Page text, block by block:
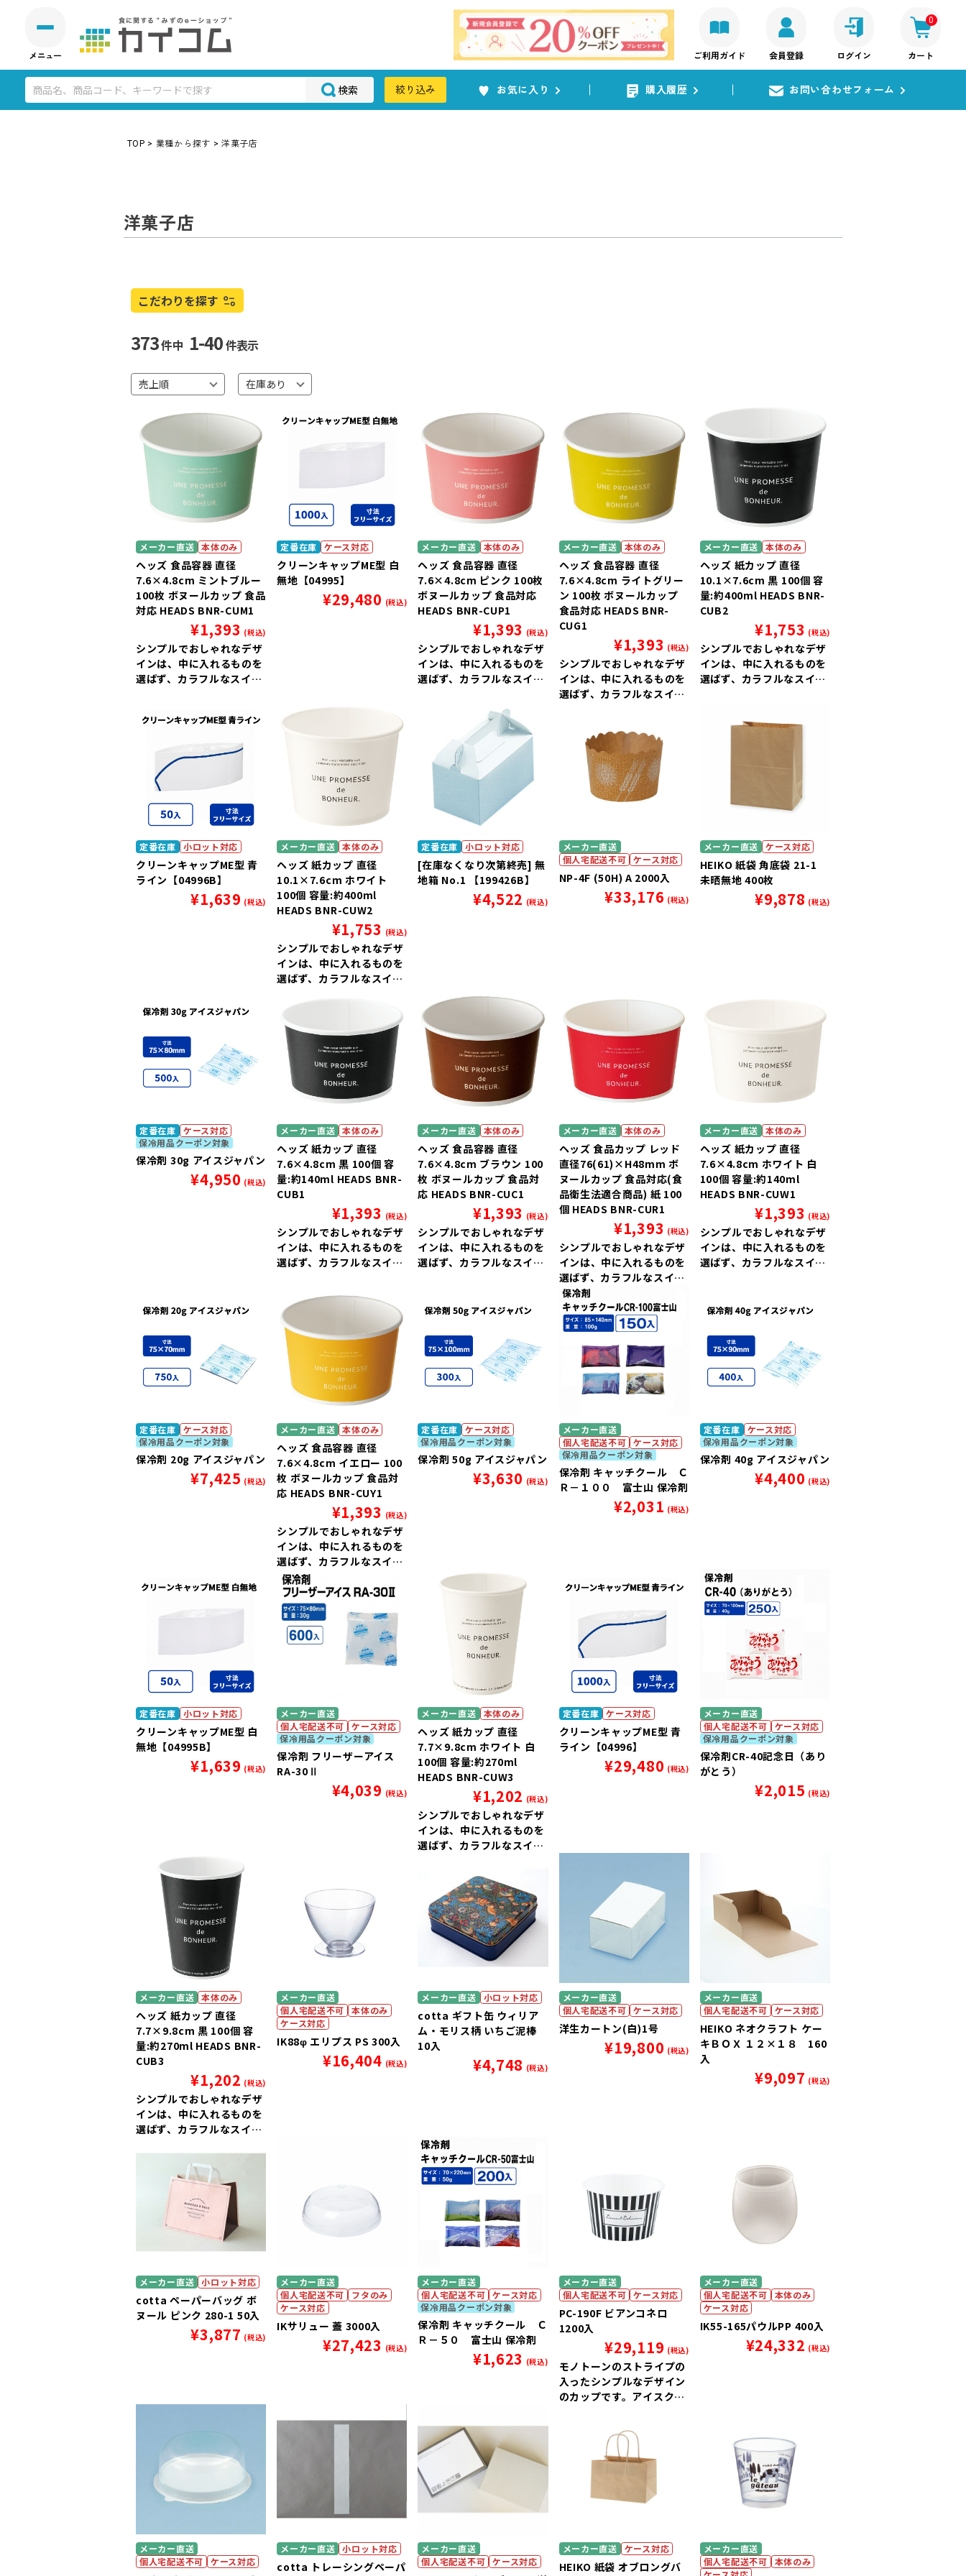
ご利用ガイド 会員登録 ログイン
0
カート
検索 絞り込み お気に入り 購入履歴 お問い合わせフォーム
TOP 業種から探す 洋菓子店
洋菓子店
こだわりを探す
373件中 1-40件表示
メーカー直送 本体のみ
ヘッズ 食品容器 直径
7.6×4.8cm ミントブルー
100枚 ボヌールカップ 食品
対応 HEADS BNR-CUM1
¥1,393 (税込)
シンプルでおしゃれなデザ
インは、中に入れるものを
選ばず、カラフルなスイー
定番在庫 ケース対応
クリーンキャップME型 白
無地【04995】
¥29,480 (税込)
メーカー直送 本体のみ
ヘッズ 食品容器 直径
7.6×4.8cm ピンク 100枚
ボヌールカップ 食品対応
HEADS BNR-CUP1
¥1,393 (税込)
シンプルでおしゃれなデザ
インは、中に入れるものを
選ばず、カラフルなスイー
メーカー直送 本体のみ
ヘッズ 食品容器 直径
7.6×4.8cm ライトグリー
ン 100枚 ボヌールカップ
食品対応 HEADS BNR-
CUG1
¥1,393 (税込)
シンプルでおしゃれなデザ
インは、中に入れるものを
選ばず、カラフルなスイー
メーカー直送 本体のみ
ヘッズ 紙カップ 直径
10.1×7.6cm 黒 100個 容
量:約400ml HEADS BNR-
CUB2
¥1,753 (税込)
シンプルでおしゃれなデザ
インは、中に入れるものを
選ばず、カラフルなスイー
定番在庫 小ロット対応
クリーンキャップME型 青
ライン【04996B】
¥1,639 (税込)
メーカー直送 本体のみ
ヘッズ 紙カップ 直径
10.1×7.6cm ホワイト
100個 容量:約400ml
HEADS BNR-CUW2
¥1,753 (税込)
シンプルでおしゃれなデザ
インは、中に入れるものを
選ばず、カラフルなスイー
す。
定番在庫 小ロット対応
[在庫なくなり次第終売] 無
地箱 No.1 【199426B】
¥4,522 (税込)
メーカー直送
個人宅配送不可
ケース対応
NP-4F (50H) A 2000入
¥33,176 (税込)
メーカー直送 ケース対応
HEIKO 紙袋 角底袋 21-1
未晒無地 400枚
¥9,878 (税込)
定番在庫
ケース対応
保冷用品クーポン対象
保冷剤 30g アイスジャパン
¥4,950 (税込)
メーカー直送 本体のみ
ヘッズ 紙カップ 直径
7.6×4.8cm 黒 100個 容
量:約140ml HEADS BNR-
CUB1
¥1,393 (税込)
シンプルでおしゃれなデザ
インは、中に入れるものを
選ばず、カラフルなスイー
メーカー直送 本体のみ
ヘッズ 食品容器 直径
7.6×4.8cm ブラウン 100
枚 ボヌールカップ 食品対
応 HEADS BNR-CUC1
¥1,393 (税込)
シンプルでおしゃれなデザ
インは、中に入れるものを
選ばず、カラフルなスイー
メーカー直送 本体のみ
ヘッズ 食品カップ レッド
直径76(61)×H48mm ボ
ヌールカップ 食品対応(食
品衛生法適合商品) 紙 100
個 HEADS BNR-CUR1
¥1,393 (税込)
シンプルでおしゃれなデザ
インは、中に入れるものを
選ばず、カラフルなスイー
ツをより上質に引き立てま
す。
メーカー直送 本体のみ
ヘッズ 紙カップ 直径
7.6×4.8cm ホワイト 白
100個 容量:約140ml
HEADS BNR-CUW1
¥1,393 (税込)
シンプルでおしゃれなデザ
インは、中に入れるものを
選ばず、カラフルなスイー
定番在庫
ケース対応
保冷用品クーポン対象
保冷剤 20g アイスジャパン
¥7,425 (税込)
メーカー直送 本体のみ
ヘッズ 食品容器 直径
7.6×4.8cm イエロー 100
枚 ボヌールカップ 食品対
応 HEADS BNR-CUY1
¥1,393 (税込)
シンプルでおしゃれなデザ
インは、中に入れるものを
選ばず、カラフルなスイー
ツをより上質に引き立てま
す。
定番在庫
ケース対応
保冷用品クーポン対象
保冷剤 50g アイスジャパン
¥3,630 (税込)
メーカー直送
個人宅配送不可
ケース対応
保冷用品クーポン対象
保冷剤 キャッチクール Ｃ
Ｒ－１００ 富士山 保冷剤
¥2,031 (税込)
定番在庫
ケース対応
保冷用品クーポン対象
保冷剤 40g アイスジャパン
¥4,400 (税込)
定番在庫 小ロット対応
クリーンキャップME型 白
無地【04995B】
¥1,639 (税込)
メーカー直送
個人宅配送不可
ケース対応
保冷用品クーポン対象
保冷剤 フリーザーアイス
RA-30Ⅱ
¥4,039 (税込)
メーカー直送 本体のみ
ヘッズ 紙カップ 直径
7.7×9.8cm ホワイト 白
100個 容量:約270ml
HEADS BNR-CUW3
¥1,202 (税込)
シンプルでおしゃれなデザ
インは、中に入れるものを
選ばず、カラフルなスイー
定番在庫 ケース対応
クリーンキャップME型 青
ライン【04996】
¥29,480 (税込)
メーカー直送
個人宅配送不可
ケース対応
保冷用品クーポン対象
保冷剤CR-40記念日（あり
がとう）
¥2,015 (税込)
メーカー直送 本体のみ
ヘッズ 紙カップ 直径
7.7×9.8cm 黒 100個 容
量:約270ml HEADS BNR-
CUB3
¥1,202 (税込)
シンプルでおしゃれなデザ
インは、中に入れるものを
選ばず、カラフルなスイー
メーカー直送
個人宅配送不可
本体のみ
ケース対応
IK88φ エリプス PS 300入
¥16,404 (税込)
メーカー直送 小ロット対応
cotta ギフト缶 ウィリア
ム・モリス柄 いちご泥棒
10入
¥4,748 (税込)
メーカー直送
個人宅配送不可
ケース対応
洋生カートン(白)1号
¥19,800 (税込)
メーカー直送
個人宅配送不可
ケース対応
HEIKO ネオクラフト ケー
キＢＯＸ １２×１８ 160
入
¥9,097 (税込)
メーカー直送 小ロット対応
cotta ペーパーバッグ ボ
ヌール ピンク 280-1 50入
¥3,877 (税込)
メーカー直送
個人宅配送不可
フタのみ
ケース対応
IKサリュー 蓋 3000入
¥27,423 (税込)
メーカー直送
個人宅配送不可
ケース対応
保冷用品クーポン対象
保冷剤 キャッチクール Ｃ
Ｒ－５０ 富士山 保冷剤
¥1,623 (税込)
メーカー直送
個人宅配送不可
ケース対応
PC-190F ビアンコネロ
1200入
¥29,119 (税込)
モノトーンのストライプの
入ったシンプルなデザイン
のカップです。アイスクリ
メーカー直送
個人宅配送不可
本体のみ
ケース対応
IK55-165パウルPP 400入
¥24,332 (税込)
メーカー直送
個人宅配送不可
ケース対応
メーカー直送 小ロット対応
cotta トレーシングペーパ
メーカー直送
個人宅配送不可
ケース対応
メーカー直送 ケース対応
HEIKO 紙袋 オブロングバ
メーカー直送
個人宅配送不可
本体のみ